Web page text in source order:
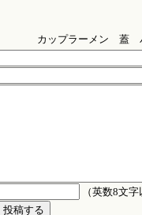
カップラーメン 蓋
（英数8文